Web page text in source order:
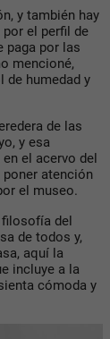
y también hay
el perfil de
paga por las
mencioné,
de humedad y
de las
y esa
el acervo del
atención
el museo.
filosofía del
de todos y,
aquí la
incluye a la
cómoda y